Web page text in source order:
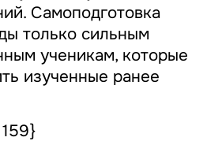
Самоподготовка
только сильным
ученикам, которые
изученные ранее